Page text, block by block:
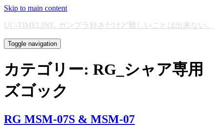
Skip to main content
UC-TIMELINE. ガンプラ好きだけど難しいことは出来ない。
Toggle navigation
カテゴリー: RG_シャア専用
ズゴック
RG MSM-07S & MSM-07